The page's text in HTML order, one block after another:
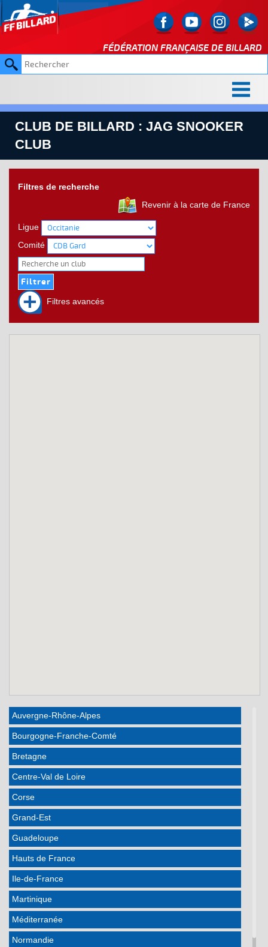
FÉDÉRATION FRANÇAISE DE BILLARD
CLUB DE BILLARD : JAG SNOOKER
CLUB
Filtres de recherche
Revenir à la carte de France
Ligue
Comité
Filtres avancés
Auvergne-Rhône-Alpes
Bourgogne-Franche-Comté
Bretagne
Centre-Val de Loire
Corse
Grand-Est
Guadeloupe
Hauts de France
Ile-de-France
Martinique
Méditerranée
Normandie